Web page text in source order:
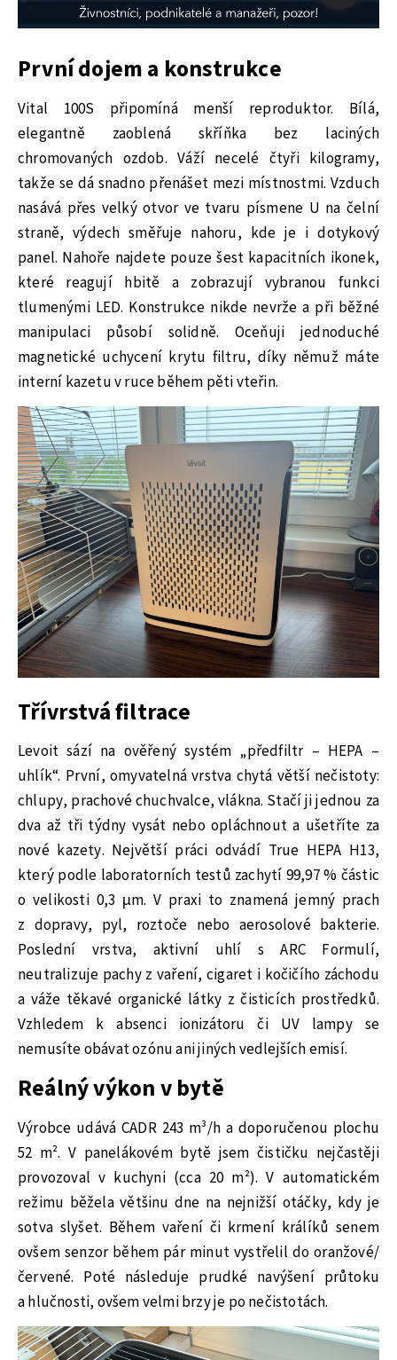
První dojem a konstrukce
Vital 100S připomíná menší reproduktor. Bílá,
elegantně zaoblená skříňka bez laciných
chromovaných ozdob. Váží necelé čtyři kilogramy,
takže se dá snadno přenášet mezi místnostmi. Vzduch
nasává přes velký otvor ve tvaru písmene U na čelní
straně, výdech směřuje nahoru, kde je i dotykový
panel. Nahoře najdete pouze šest kapacitních ikonek,
které reagují hbitě a zobrazují vybranou funkci
tlumenými LED. Konstrukce nikde nevrže a při běžné
manipulaci působí solidně. Oceňuji jednoduché
magnetické uchycení krytu filtru, díky němuž máte
interní kazetu v ruce během pěti vteřin.
Třívrstvá filtrace
Levoit sází na ověřený systém „předfiltr – HEPA –
uhlík“. První, omyvatelná vrstva chytá větší nečistoty:
chlupy, prachové chuchvalce, vlákna. Stačí ji jednou za
dva až tři týdny vysát nebo opláchnout a ušetříte za
nové kazety. Největší práci odvádí True HEPA H13,
který podle laboratorních testů zachytí 99,97 % částic
o velikosti 0,3 µm. V praxi to znamená jemný prach
z dopravy, pyl, roztoče nebo aerosolové bakterie.
Poslední vrstva, aktivní uhlí s ARC Formulí,
neutralizuje pachy z vaření, cigaret i kočičího záchodu
a váže těkavé organické látky z čisticích prostředků.
Vzhledem k absenci ionizátoru či UV lampy se
nemusíte obávat ozónu ani jiných vedlejších emisí.
Reálný výkon v bytě
Výrobce udává CADR 243 m³/h a doporučenou plochu
52 m². V panelákovém bytě jsem čističku nejčastěji
provozoval v kuchyni (cca 20 m²). V automatickém
režimu běžela většinu dne na nejnižší otáčky, kdy je
sotva slyšet. Během vaření či krmení králíků senem
ovšem senzor během pár minut vystřelil do oranžové/
červené. Poté následuje prudké navýšení průtoku
a hlučnosti, ovšem velmi brzy je po nečistotách.